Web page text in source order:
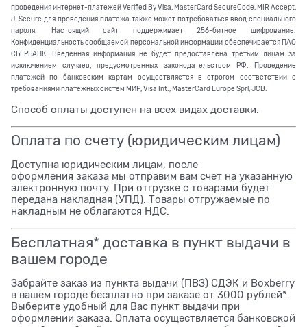
проведения интернет-платежей Verified By Visa, MasterCard SecureCode, MIR Accept,
J-Secure для проведения платежа также может потребоваться ввод специального
пароля. Настоящий сайт поддерживает 256-битное шифрование.
Конфиденциальность сообщаемой персональной информации обеспечивается ПАО
СБЕРБАНК. Введённая информация не будет предоставлена третьим лицам за
исключением случаев, предусмотренных законодательством РФ. Проведение
платежей по банковским картам осуществляется в строгом соответствии с
требованиями платёжных систем МИР, Visa Int., MasterCard Europe Sprl, JCB.
Способ оплаты доступен на всех видах доставки.
Оплата по счету (юридическим лицам)
Доступна юридическим лицам, после
оформления заказа мы отправим вам счет на указанную
электронную почту. При отгрузке с товарами будет
передана накладная (УПД). Товары отгружаемые по
накладным не облагаются НДС.
Бесплатная* доставка в пункт выдачи в
вашем городе
Забрайте заказ из пункта выдачи (ПВЗ) СДЭК и Boxberry
в вашем городе бесплатно при заказе от 3000 рублей*.
Выберите удобный для Вас пункт выдачи при
оформлении заказа. Оплата осуществляется банковской